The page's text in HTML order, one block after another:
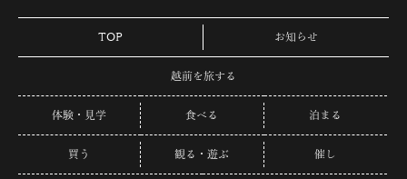
TOP お知らせ
越前を旅する
体験・見学 食べる 泊まる
買う 観る・遊ぶ 催し